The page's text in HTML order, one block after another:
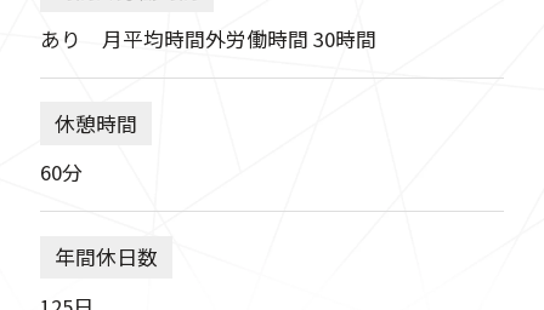
あり 月平均時間外労働時間 30時間
休憩時間
60分
年間休日数